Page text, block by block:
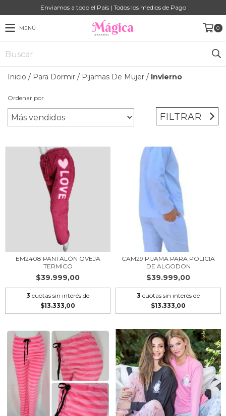
Enviamos a todo el País | Todos los medios de Pago
MENÚ 0
Inicio / Para Dormir / Pijamas De Mujer / Invierno
Ordenar por
FILTRAR
EM2408 PANTALÓN OVEJA
TERMICO
$39.999,00
3 cuotas sin interés de
$13.333,00
CAM29 PIJAMA PARA POLICIA
DE ALGODON
$39.999,00
3 cuotas sin interés de
$13.333,00